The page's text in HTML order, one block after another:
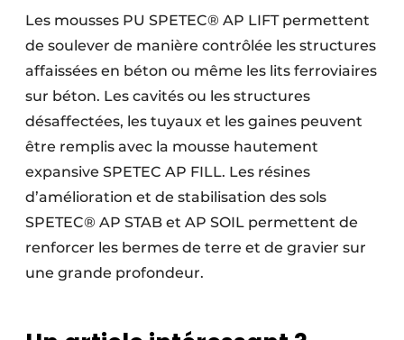
Les mousses PU SPETEC® AP LIFT permettent
de soulever de manière contrôlée les structures
affaissées en béton ou même les lits ferroviaires
sur béton. Les cavités ou les structures
désaffectées, les tuyaux et les gaines peuvent
être remplis avec la mousse hautement
expansive SPETEC AP FILL. Les résines
d’amélioration et de stabilisation des sols
SPETEC® AP STAB et AP SOIL permettent de
renforcer les bermes de terre et de gravier sur
une grande profondeur.